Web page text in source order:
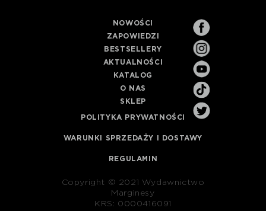
NOWOŚCI
ZAPOWIEDZI
BESTSELLERY
AKTUALNOŚCI
KATALOG
O NAS
SKLEP
POLITYKA PRYWATNOŚCI
WARUNKI SPRZEDAŻY I DOSTAWY
REGULAMIN
Copyright © 2021 Wydawnictwo
Marginesy
KRS: 0000416091